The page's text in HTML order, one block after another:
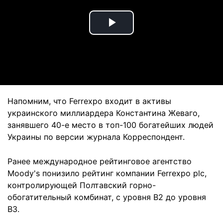
Play
Напомним, что Ferrexpo входит в активы
украинского миллиардера Константина Жеваго,
занявшего 40-е место в топ-100 богатейших людей
Украины по версии журнала Корреспондент.
Ранее международное рейтинговое агентство
Moody's понизило рейтинг компании Ferrexpo plс,
контролирующей Полтавский горно-
обогатительный комбинат, с уровня В2 до уровня
В3.